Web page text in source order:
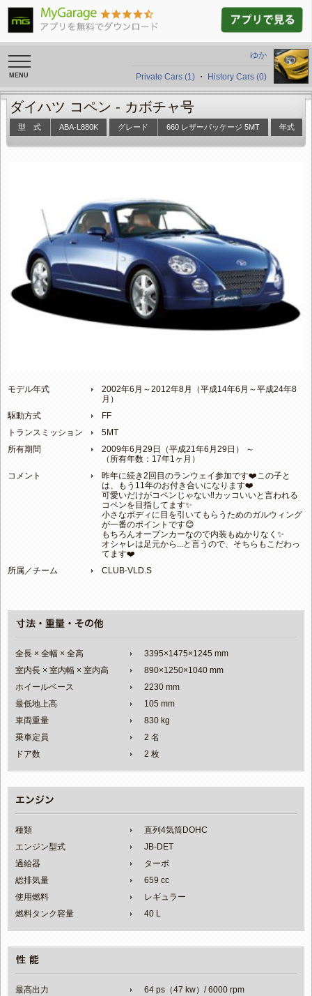
toggle
navigation
ゆか
Private Cars (1) ・ History Cars (0)
ダイハツ コペン - カボチャ号
型 式 ABA-L880K グレード 660 レザーパッケージ 5MT 年式
モデル年式
2002年6月～2012年8月（平成14年6月～平成24年8
月）
駆動方式
FF
トランスミッション
5MT
所有期間
2009年6月29日（平成21年6月29日） ～
（所有年数：17年1ヶ月）
コメント
昨年に続き2回目のランウェイ参加です❤️この子と
は、もう11年のお付き合いになります❤️
可愛いだけがコペンじゃない‼️カッコいいと言われる
コペンを目指してます✨
小さなボディに目を引いてもらうためのガルウィング
が一番のポイントです😊
もちろんオープンカーなので内装もぬかりなく✨
オシャレは足元から...と言うので、そちらもこだわっ
てます❤️
所属／チーム
CLUB-VLD.S
全長 × 全幅 × 全高
3395×1475×1245 mm
室内長 × 室内幅 × 室内高
890×1250×1040 mm
ホイールベース
2230 mm
最低地上高
105 mm
車両重量
830 kg
乗車定員
2 名
ドア数
2 枚
最高出力
64 ps（47 kw）/ 6000 rpm
種類
直列4気筒DOHC
エンジン型式
JB-DET
過給器
ターボ
総排気量
659 cc
使用燃料
レギュラー
燃料タンク容量
40 L